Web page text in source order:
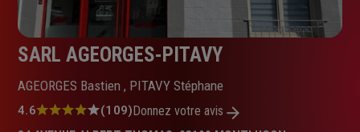
SARL AGEORGES-PITAVY
AGEORGES Bastien , PITAVY Stéphane
Note
4.6 (109)Donnez votre avis